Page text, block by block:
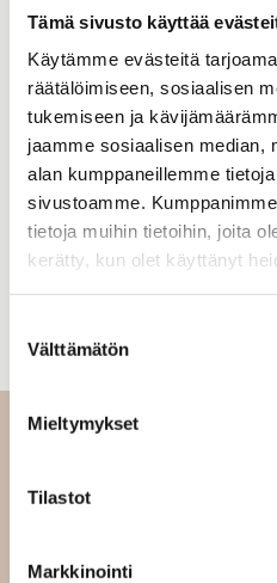
Tämä sivusto käyttää
Käytämme evästeitä
räätälöimiseen, sosiaalisen
tukemiseen ja
jaamme sosiaalisen median,
alan kumppaneillemme
sivustoamme.
tietoja muihin tietoihin, joita
kerätty, kun olet käyttänyt
valinta
Välttämätön
Mieltymykset
Tilastot
Markkinointi
ROOTS online
kuukausijäsenyys
Oletko
Kirjaudu
Tilaa uutiskirjeemme ja
ja Roots Journaleista